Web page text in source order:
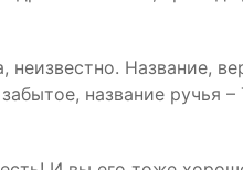
Название,
название ручья –